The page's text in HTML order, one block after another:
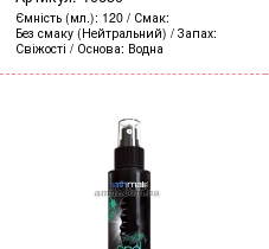
Ємність (мл.) 120
Смак
Без смаку (Нейтральний)
Запах
Свіжості
Основа Водна